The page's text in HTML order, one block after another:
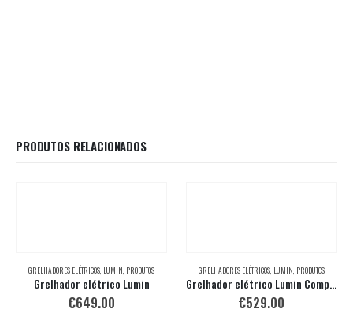
PRODUTOS RELACIONADOS
GRELHADORES ELÉTRICOS, LUMIN, PRODUTOS
Grelhador elétrico Lumin
€649.00
GRELHADORES ELÉTRICOS, LUMIN, PRODUTOS
Grelhador elétrico Lumin Compact com suporte
€529.00